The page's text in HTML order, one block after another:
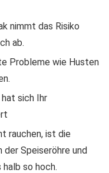
nimmt das Risiko
ab.
Probleme wie Husten
sich Ihr
rauchen, ist die
der Speiseröhre und
so hoch.